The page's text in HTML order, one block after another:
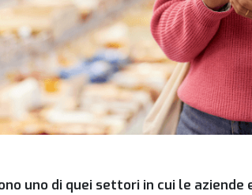
uno di quei settori in cui le